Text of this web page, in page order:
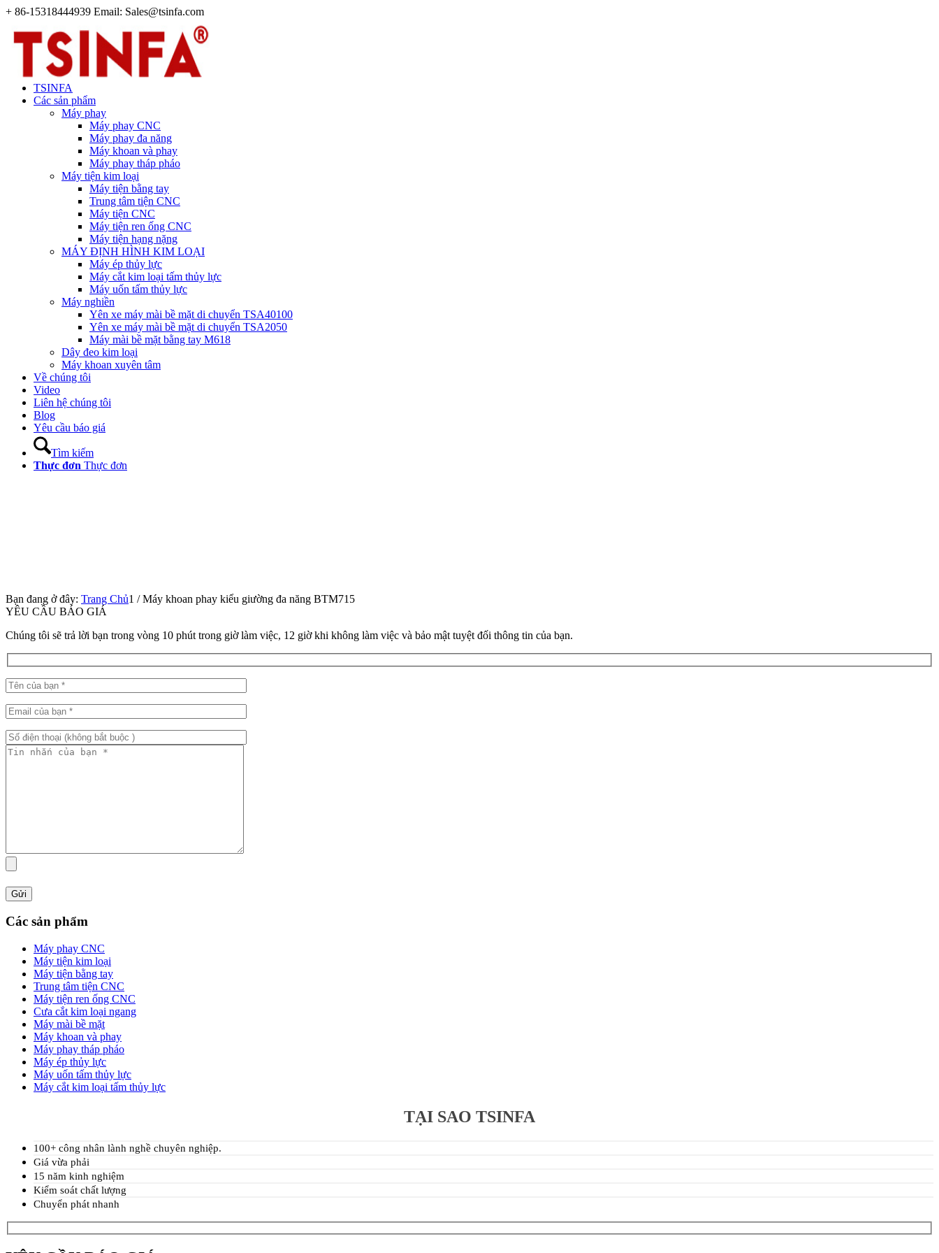
+ 86-15318444939 Email: Sales@tsinfa.com
TSINFA
Các sản phẩm
Máy phay
Máy phay CNC
Máy phay đa năng
Máy khoan và phay
Máy phay tháp pháo
Máy tiện kim loại
Máy tiện bằng tay
Trung tâm tiện CNC
Máy tiện CNC
Máy tiện ren ống CNC
Máy tiện hạng nặng
MÁY ĐỊNH HÌNH KIM LOẠI
Máy ép thủy lực
Máy cắt kim loại tấm thủy lực
Máy uốn tấm thủy lực
Máy nghiền
Yên xe máy mài bề mặt di chuyển TSA40100
Yên xe máy mài bề mặt di chuyển TSA2050
Máy mài bề mặt bằng tay M618
Dây đeo kim loại
Máy khoan xuyên tâm
Về chúng tôi
Video
Liên hệ chúng tôi
Blog
Yêu cầu báo giá
Tìm kiếm
Thực đơn Thực đơn
Bạn đang ở đây: Trang Chủ1 / Máy khoan phay kiểu giường đa năng BTM715
YÊU CẦU BÁO GIÁ
Chúng tôi sẽ trả lời bạn trong vòng 10 phút trong giờ làm việc, 12 giờ khi không làm việc và bảo mật tuyệt đối thông tin của bạn.
Các sản phẩm
Máy phay CNC
Máy tiện kim loại
Máy tiện bằng tay
Trung tâm tiện CNC
Máy tiện ren ống CNC
Cưa cắt kim loại ngang
Máy mài bề mặt
Máy khoan và phay
Máy phay tháp pháo
Máy ép thủy lực
Máy uốn tấm thủy lực
Máy cắt kim loại tấm thủy lực
TẠI SAO TSINFA
100+ công nhân lành nghề chuyên nghiệp.
Giá vừa phải
15 năm kinh nghiệm
Kiểm soát chất lượng
Chuyển phát nhanh